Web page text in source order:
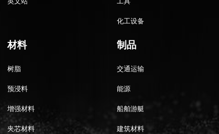
化工设备
材料
树脂
预浸料
增强材料
夹芯材料
制品
交通运输
能源
船舶游艇
建筑材料